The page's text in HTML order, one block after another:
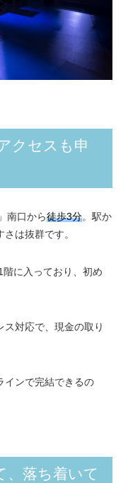
クセスも申
南口から徒歩3分。駅か
は抜群です。
階に入っており、初め
ス対応で、現金の取り
インで完結できるの
、落ち着いて